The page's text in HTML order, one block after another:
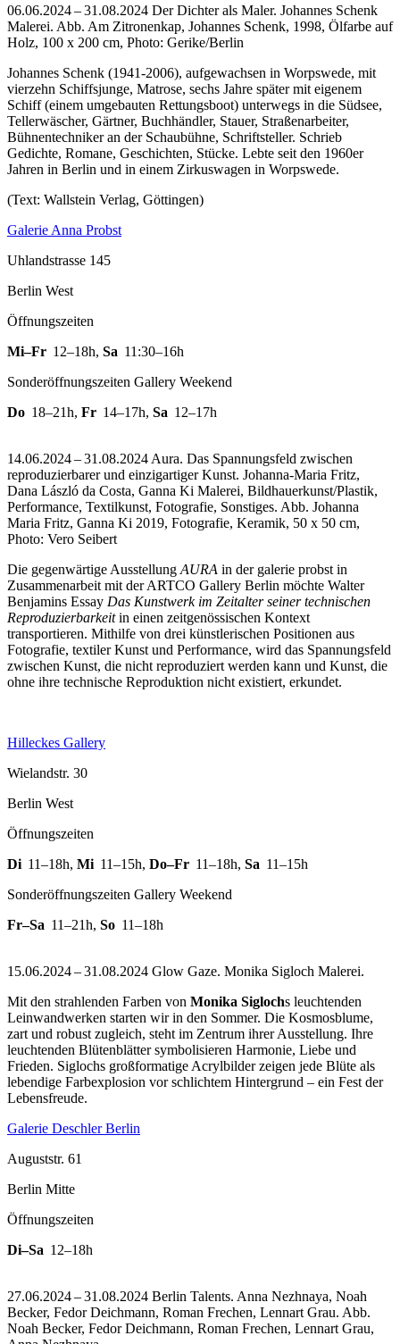
06.06.2024 – 31.08.2024 Der Dichter als Maler. Johannes Schenk
Malerei. Abb. Am Zitronenkap, Johannes Schenk, 1998, Ölfarbe auf
Holz, 100 x 200 cm, Photo: Gerike/Berlin
Johannes Schenk (1941-2006), aufgewachsen in Worpswede, mit
vierzehn Schiffsjunge, Matrose, sechs Jahre später mit eigenem
Schiff (einem umgebauten Rettungsboot) unterwegs in die Südsee,
Tellerwäscher, Gärtner, Buchhändler, Stauer, Straßenarbeiter,
Bühnentechniker an der Schaubühne, Schriftsteller. Schrieb
Gedichte, Romane, Geschichten, Stücke. Lebte seit den 1960er
Jahren in Berlin und in einem Zirkuswagen in Worpswede.
(Text: Wallstein Verlag, Göttingen)
Galerie Anna Probst
Uhlandstrasse 145
Berlin West
Öffnungszeiten
Mi–Fr 12–18h, Sa 11:30–16h
Sonderöffnungszeiten Gallery Weekend
Do 18–21h, Fr 14–17h, Sa 12–17h
14.06.2024 – 31.08.2024 Aura. Das Spannungsfeld zwischen
reproduzierbarer und einzigartiger Kunst. Johanna-Maria Fritz,
Dana László da Costa, Ganna Ki Malerei, Bildhauerkunst/Plastik,
Performance, Textilkunst, Fotografie, Sonstiges. Abb. Johanna
Maria Fritz, Ganna Ki 2019, Fotografie, Keramik, 50 x 50 cm,
Photo: Vero Seibert
Die gegenwärtige Ausstellung AURA in der galerie probst in
Zusammenarbeit mit der ARTCO Gallery Berlin möchte Walter
Benjamins Essay Das Kunstwerk im Zeitalter seiner technischen
Reproduzierbarkeitin einen zeitgenössischen Kontext
transportieren. Mithilfe von drei künstlerischen Positionen aus
Fotografie, textiler Kunst und Performance, wird das Spannungsfeld
zwischen Kunst, die nicht reproduziert werden kann und Kunst, die
ohne ihre technische Reproduktion nicht existiert, erkundet.
Hilleckes Gallery
Wielandstr. 30
Berlin West
Öffnungszeiten
Di 11–18h, Mi 11–15h, Do–Fr 11–18h, Sa 11–15h
Sonderöffnungszeiten Gallery Weekend
Fr–Sa 11–21h, So 11–18h
15.06.2024 – 31.08.2024 Glow Gaze. Monika Sigloch Malerei.
Mit den strahlenden Farben von Monika Siglochs leuchtenden
Leinwandwerken starten wir in den Sommer. Die Kosmosblume,
zart und robust zugleich, steht im Zentrum ihrer Ausstellung. Ihre
leuchtenden Blütenblätter symbolisieren Harmonie, Liebe und
Frieden. Siglochs großformatige Acrylbilder zeigen jede Blüte als
lebendige Farbexplosion vor schlichtem Hintergrund – ein Fest der
Lebensfreude.
Galerie Deschler Berlin
Auguststr. 61
Berlin Mitte
Öffnungszeiten
Di–Sa 12–18h
27.06.2024 – 31.08.2024 Berlin Talents. Anna Nezhnaya, Noah
Becker, Fedor Deichmann, Roman Frechen, Lennart Grau. Abb.
Noah Becker, Fedor Deichmann, Roman Frechen, Lennart Grau,